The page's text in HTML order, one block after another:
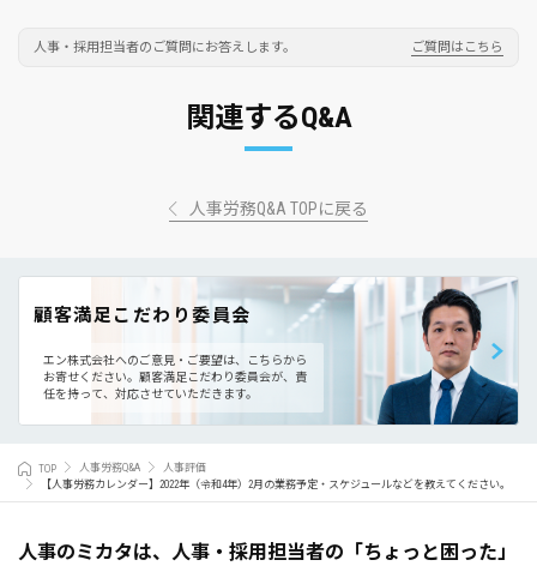
人事・採用担当者のご質問にお答えします。 ご質問はこちら
関連するQ&A
人事労務Q&A TOPに戻る
顧客満足こだわり委員会
エン株式会社へのご意見・ご要望は、こちらから
お寄せください。 顧客満足こだわり委員会が、責
任を持って、対応させていただきます。
TOP 人事労務Q&A
人事評価
【人事労務カレンダー】2022年（令和4年）2月の業務予定・スケジュールなどを教えてください。
人事のミカタは、人事・採用担当者の「ちょっと困った」